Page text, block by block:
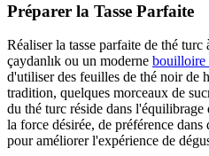
Préparer la Tasse Parfaite
Réaliser la tasse parfaite de thé
çaydanlık ou un moderne bouilloire
d'utiliser des feuilles de thé noir de
tradition, quelques morceaux de
du thé turc réside dans
la force désirée, de préférence
pour améliorer l'expérience de